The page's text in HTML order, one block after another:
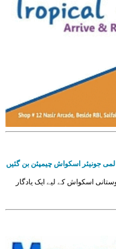
جونیئر اسکواش چیمپئن بن گئیں
اسکواش کے لیے ایک یادگار